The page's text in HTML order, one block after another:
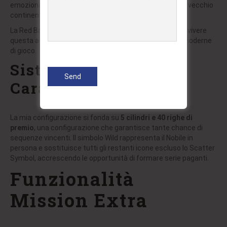
emozionante dei duelli celesti su i zone di battaglia del vecchio
continente.
La Red Baron live
simboleggia un’opportunità unica per vivere
questa avventura autentica migliorata da dinamiche moderne
di gioco.
Sistemi di Gioco e
Caratteristiche Extra
La mia configurazione si fonda su 5 cilindri e 40 righe di
premio, una configurazione che garantisce tante chance di
sequenze vincenti. Il simbolo Wild rappresenta il Nobile in
persona e sostituisce tutti gli restanti icone escluso lo Scatter
Symbol, accrescendo le opportunità di formare serie paganti.
Funzionalità
Mission Extra